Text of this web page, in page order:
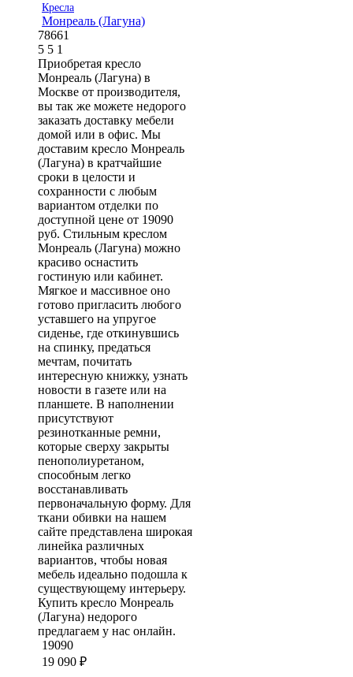
Кресла
Монреаль (Лагуна)
78661
5 5 1
Приобретая кресло
Монреаль (Лагуна) в
Москве от производителя,
вы так же можете недорого
заказать доставку мебели
домой или в офис. Мы
доставим кресло Монреаль
(Лагуна) в кратчайшие
сроки в целости и
сохранности с любым
вариантом отделки по
доступной цене от 19090
руб. Стильным креслом
Монреаль (Лагуна) можно
красиво оснастить
гостиную или кабинет.
Мягкое и массивное оно
готово пригласить любого
уставшего на упругое
сиденье, где откинувшись
на спинку, предаться
мечтам, почитать
интересную книжку, узнать
новости в газете или на
планшете. В наполнении
присутствуют
резинотканные ремни,
которые сверху закрыты
пенополиуретаном,
способным легко
восстанавливать
первоначальную форму. Для
ткани обивки на нашем
сайте представлена широкая
линейка различных
вариантов, чтобы новая
мебель идеально подошла к
существующему интерьеру.
Купить кресло Монреаль
(Лагуна) недорого
предлагаем у нас онлайн.
19090
19 090 ₽